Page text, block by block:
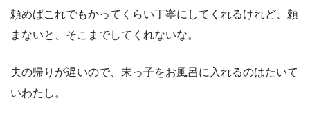
頼めばこれでもかってくらい丁寧にしてくれるけれど、頼
まないと、そこまでしてくれないな。
夫の帰りが遅いので、末っ子をお風呂に入れるのはたいて
いわたし。